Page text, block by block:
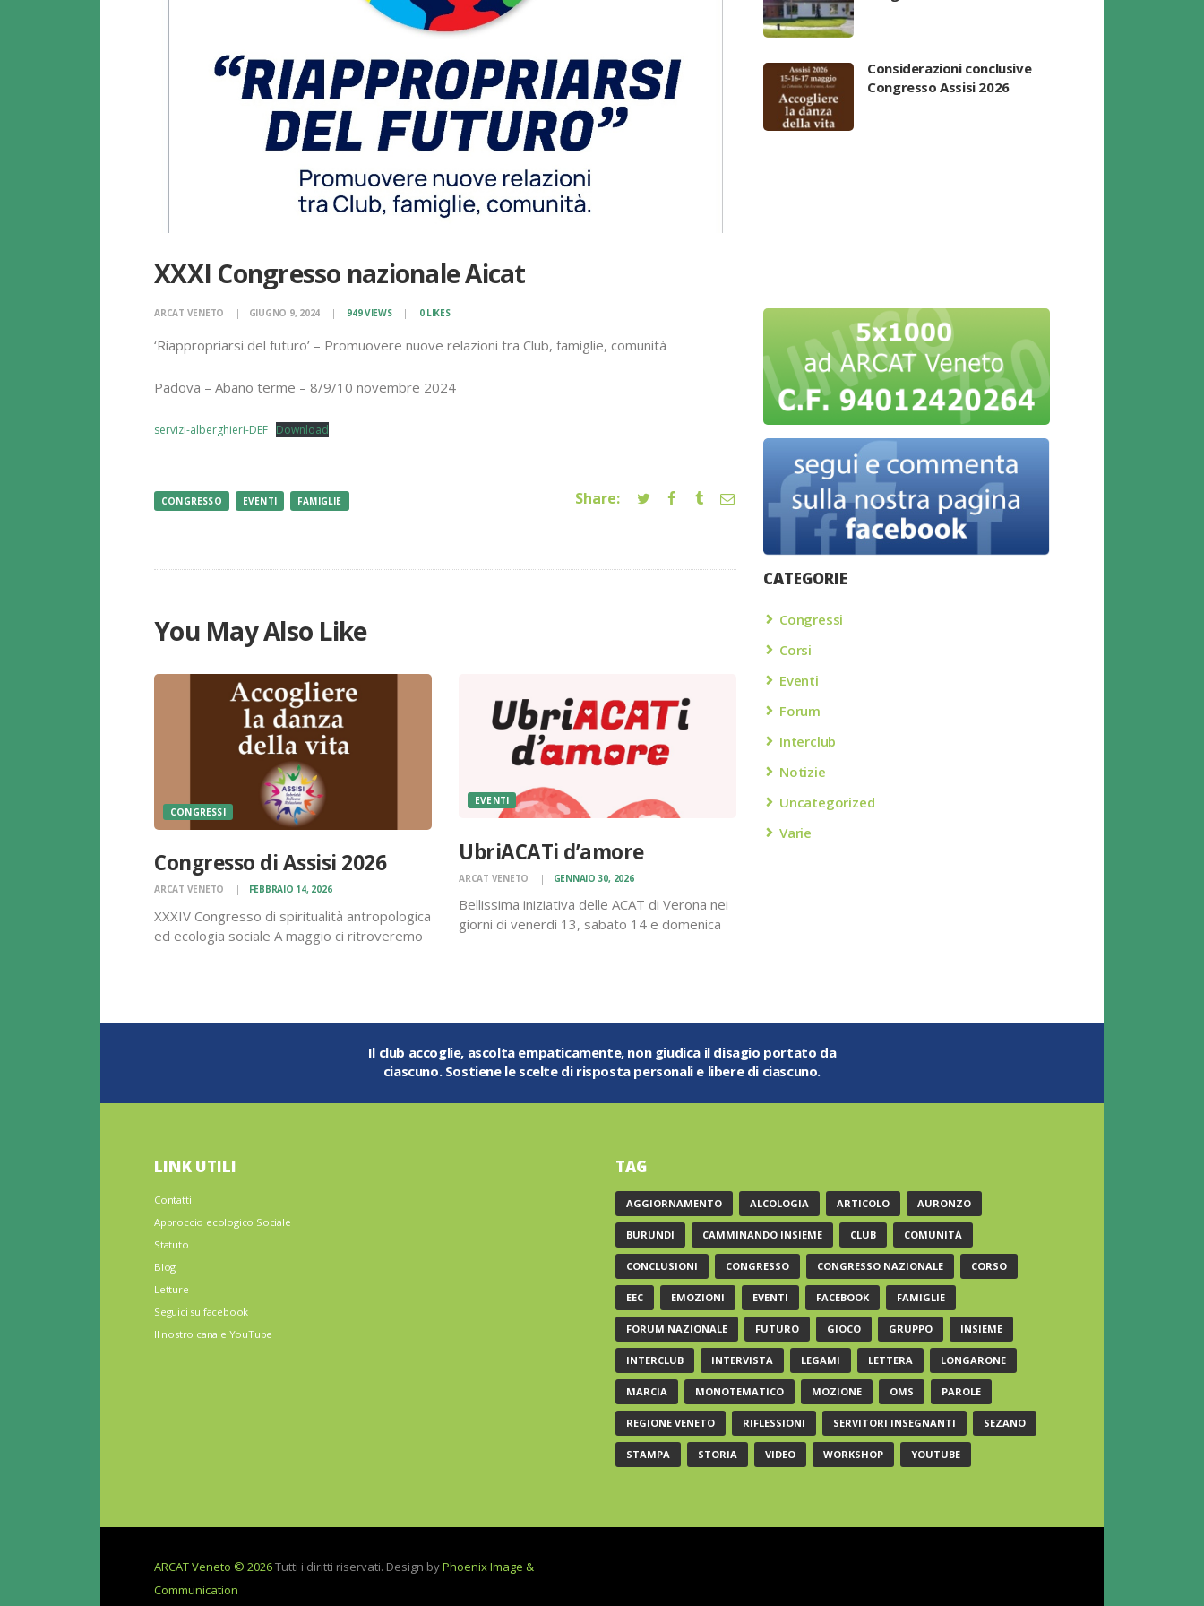
XXXI Congresso nazionale Aicat
ARCAT VENETO GIUGNO 9, 2024 949VIEWS 0 LIKES
‘Riappropriarsi del futuro’ – Promuovere nuove relazioni tra Club, famiglie, comunità
Padova – Abano terme – 8/9/10 novembre 2024
servizi-alberghieri-DEF Download
CONGRESSO EVENTI FAMIGLIE Share:
You May Also Like
CONGRESSI
Congresso di Assisi 2026
ARCAT VENETO FEBBRAIO 14, 2026
XXXIV Congresso di spiritualità antropologica
ed ecologia sociale A maggio ci ritroveremo
EVENTI
UbriACATi d’amore
ARCAT VENETO GENNAIO 30, 2026
Bellissima iniziativa delle ACAT di Verona nei
giorni di venerdì 13, sabato 14 e domenica
Considerazioni conclusive
Congresso Assisi 2026
CATEGORIE
Congressi
Corsi
Eventi
Forum
Interclub
Notizie
Uncategorized
Varie
Il club accoglie, ascolta empaticamente, non giudica il disagio portato da
ciascuno. Sostiene le scelte di risposta personali e libere di ciascuno.
LINK UTILI
Contatti
Approccio ecologico Sociale
Statuto
Blog
Letture
Seguici su facebook
Il nostro canale YouTube
TAG
AGGIORNAMENTO ALCOLOGIA ARTICOLO AURONZO
BURUNDI CAMMINANDO INSIEME CLUB COMUNITÀ
CONCLUSIONI CONGRESSO CONGRESSO NAZIONALE CORSO
EEC EMOZIONI EVENTI FACEBOOK FAMIGLIE
FORUM NAZIONALE FUTURO GIOCO GRUPPO INSIEME
INTERCLUB INTERVISTA LEGAMI LETTERA LONGARONE
MARCIA MONOTEMATICO MOZIONE OMS PAROLE
REGIONE VENETO RIFLESSIONI SERVITORI INSEGNANTI SEZANO
STAMPA STORIA VIDEO WORKSHOP YOUTUBE
ARCAT Veneto © 2026Tutti i diritti riservati. Design byPhoenix Image &
Communication